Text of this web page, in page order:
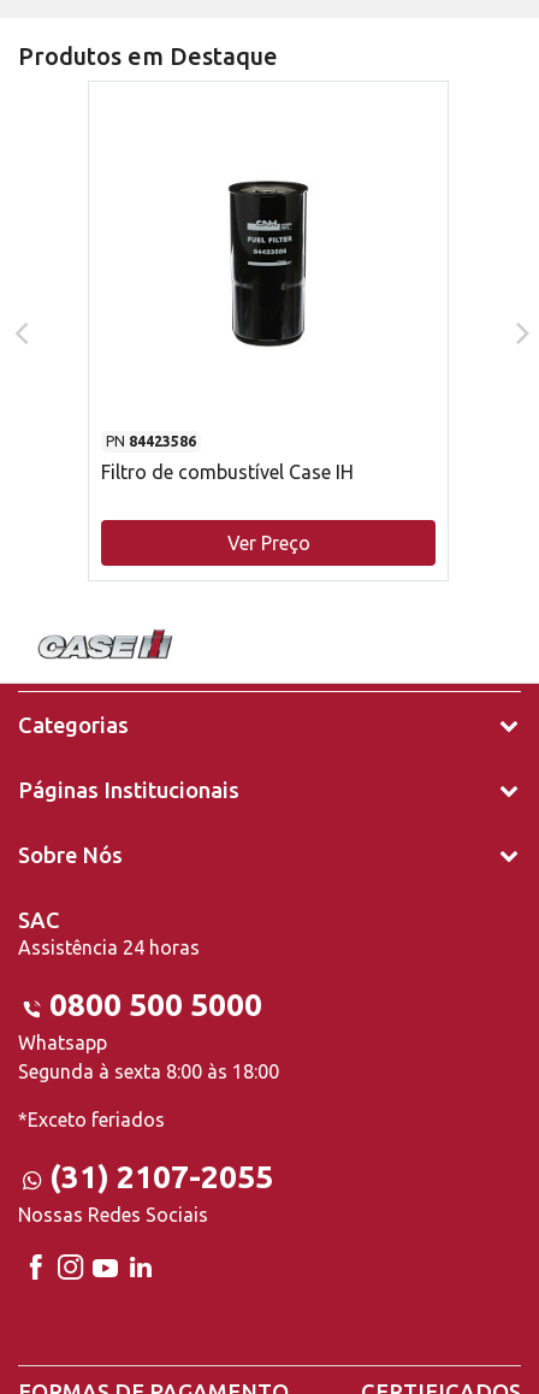
Produtos em Destaque
PN 84423586
Filtro de combustível Case IH
Ver Preço
Categorias
Páginas Institucionais
Sobre Nós
SAC
Assistência 24 horas
0800 500 5000
Whatsapp
Segunda à sexta 8:00 às 18:00
*Exceto feriados
(31) 2107-2055
Nossas Redes Sociais